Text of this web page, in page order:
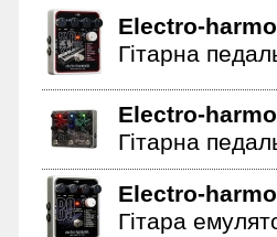
Electro-
Гітарна
Electro-
Гітарна
Electro-
Гітара